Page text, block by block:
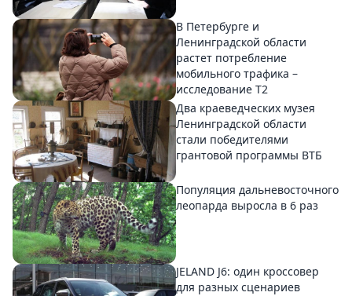
В Петербурге и
Ленинградской области
растет потребление
мобильного трафика –
исследование T2
Два краеведческих музея
Ленинградской области
стали победителями
грантовой программы ВТБ
Популяция дальневосточного
леопарда выросла в 6 раз
JELAND J6: один кроссовер
для разных сценариев